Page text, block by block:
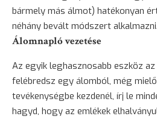
bármely más álmot) hatékonyan
néhány bevált módszert alkalmazni.
Álomnapló vezetése
Az egyik leghasznosabb eszköz
felébredsz egy álomból, még
tevékenységbe kezdenél, írj le
hagyd, hogy az emlékek